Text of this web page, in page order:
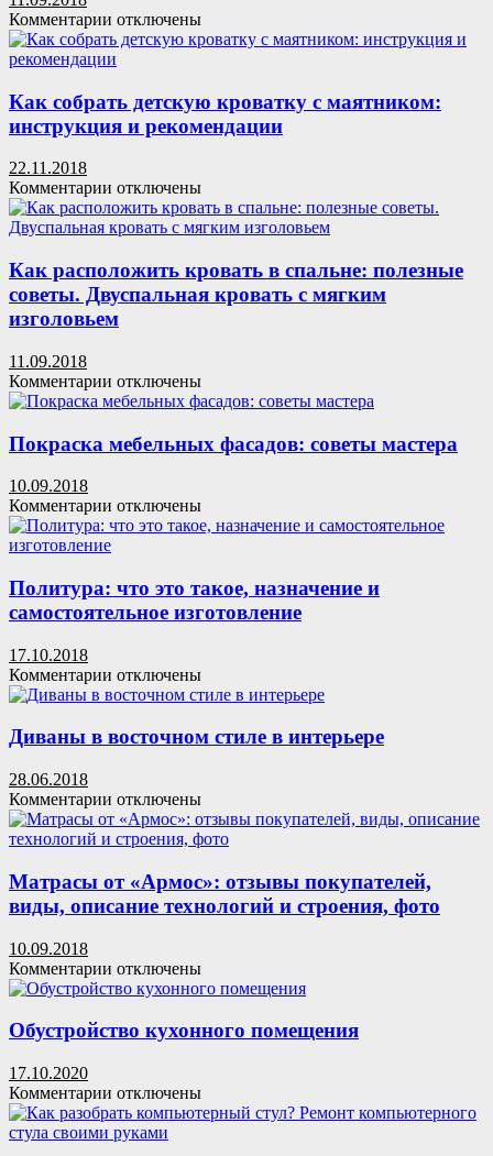
Комментарии к
записи
Кровати-
отзывы,
обзор
моделей,
отключены
Как собрать детскую кроватку с маятником:
инструкция и рекомендации
22.11.2018
Комментарии к
записи
Как
детскую
кроватку
с
маятником:
рекомендации
отключены
Как расположить кровать в спальне: полезные
советы. Двуспальная кровать с мягким
изголовьем
11.09.2018
Комментарии к
записи
расположить
кровать
спальне:
полезные
советы.
с
мягким
отключены
Покраска мебельных фасадов: советы мастера
10.09.2018
Комментарии к
записи
фасадов:
советы
мастера
отключены
Политура: что это такое, назначение и
самостоятельное изготовление
17.10.2018
Комментарии к
записи
что
назначение
и
самостоятельное
изготовление
отключены
Диваны в восточном стиле в интерьере
28.06.2018
Комментарии к
записи
Диваны
восточном
стиле
в
отключены
Матрасы от «Армос»: отзывы покупателей,
виды, описание технологий и строения, фото
10.09.2018
Комментарии к
записи
от
«Армос»:
покупателей,
виды,
описание
технологий
отключены
Обустройство кухонного помещения
17.10.2020
Комментарии к
записи
Обустройство
отключены